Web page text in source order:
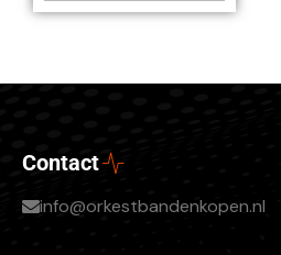
Contact
info@orkestbandenkopen.nl